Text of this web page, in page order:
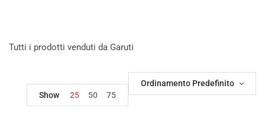
Tutti i prodotti venduti da Garuti
Ordinamento Predefinito
Show
25 50 75